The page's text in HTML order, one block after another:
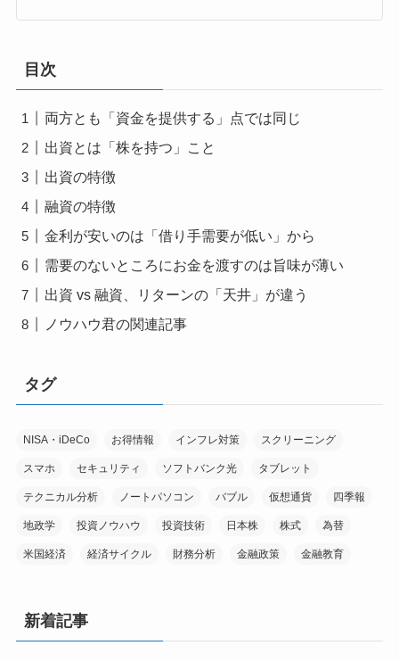
目次
両方とも「資金を提供する」点では同じ
出資とは「株を持つ」こと
出資の特徴
融資の特徴
金利が安いのは「借り手需要が低い」から
需要のないところにお金を渡すのは旨味が薄い
出資 vs 融資、リターンの「天井」が違う
ノウハウ君の関連記事
タグ
NISA・iDeCo お得情報 インフレ対策 スクリーニング
スマホ セキュリティ ソフトバンク光 タブレット
テクニカル分析 ノートパソコン バブル 仮想通貨 四季報
地政学 投資ノウハウ 投資技術 日本株 株式 為替
米国経済 経済サイクル 財務分析 金融政策 金融教育
新着記事